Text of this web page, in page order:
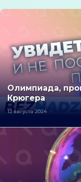
Олимпиада,
Крюгера
12 августа 2024